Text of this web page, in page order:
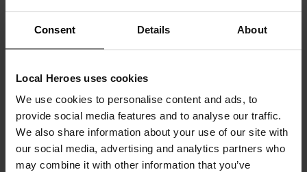
Consent Details About
Local Heroes uses cookies
We use cookies to personalise content and ads, to
provide social media features and to analyse our traffic.
We also share information about your use of our site with
our social media, advertising and analytics partners who
may combine it with other information that you’ve